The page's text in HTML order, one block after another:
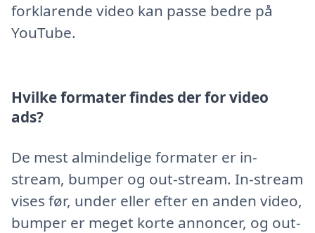
forklarende video kan passe bedre på
YouTube.
Hvilke formater findes der for video
ads?
De mest almindelige formater er in-
stream, bumper og out-stream. In-stream
vises før, under eller efter en anden video,
bumper er meget korte annoncer, og out-